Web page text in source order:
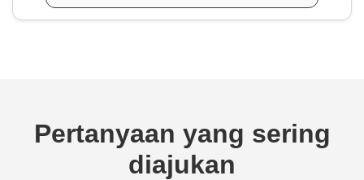
Pertanyaan yang sering
diajukan